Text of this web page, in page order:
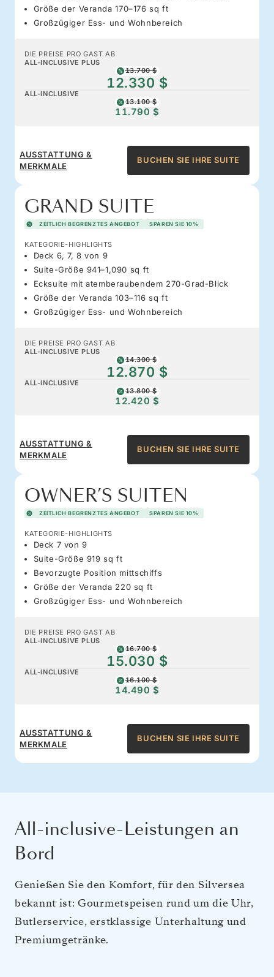
Größe der Veranda 170–176 sq ft
Großzügiger Ess- und Wohnbereich
DIE PREISE PRO GAST AB
ALL-INCLUSIVE PLUS
13.700 $
12.330 $
ALL-INCLUSIVE
13.100 $
11.790 $
AUSSTATTUNG &
MERKMALE
BUCHEN SIE IHRE SUITE
GRAND SUITE
ZEITLICH BEGRENZTES ANGEBOT SPAREN SIE 10%
KATEGORIE-HIGHLIGHTS
Deck 6, 7, 8 von 9
Suite-Größe 941–1,090 sq ft
Ecksuite mit atemberaubendem 270-Grad-Blick
Größe der Veranda 103–116 sq ft
Großzügiger Ess- und Wohnbereich
DIE PREISE PRO GAST AB
ALL-INCLUSIVE PLUS
14.300 $
12.870 $
ALL-INCLUSIVE
13.800 $
12.420 $
AUSSTATTUNG &
MERKMALE
BUCHEN SIE IHRE SUITE
OWNER’S SUITEN
ZEITLICH BEGRENZTES ANGEBOT SPAREN SIE 10%
KATEGORIE-HIGHLIGHTS
Deck 7 von 9
Suite-Größe 919 sq ft
Bevorzugte Position mittschiffs
Größe der Veranda 220 sq ft
Großzügiger Ess- und Wohnbereich
DIE PREISE PRO GAST AB
ALL-INCLUSIVE PLUS
16.700 $
15.030 $
ALL-INCLUSIVE
16.100 $
14.490 $
AUSSTATTUNG &
MERKMALE
BUCHEN SIE IHRE SUITE
All-inclusive-Leistungen an
Bord
Genießen Sie den Komfort, für den Silversea
bekannt ist: Gourmetspeisen rund um die Uhr,
Butlerservice, erstklassige Unterhaltung und
Premiumgetränke.